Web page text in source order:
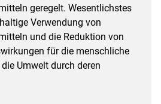
geregelt. Wesentlichstes
Verwendung von
und die Reduktion von
für die menschliche
Umwelt durch deren